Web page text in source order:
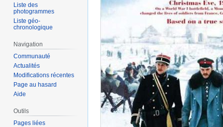
Liste des
photogrammes
Liste géo-
chronologique
Navigation
Communauté
Actualités
Modifications récentes
Page au hasard
Aide
Outils
Pages liées